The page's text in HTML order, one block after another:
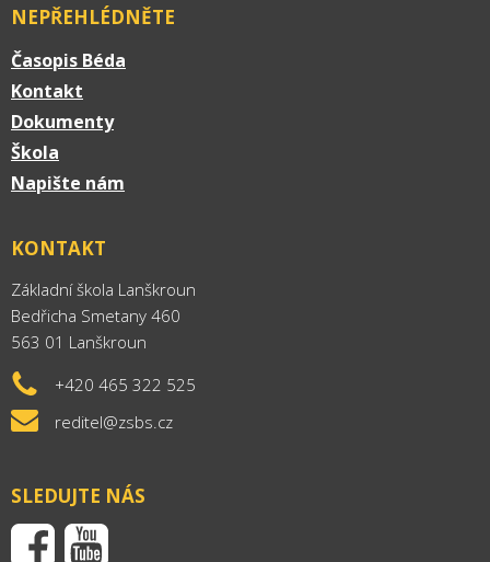
NEPŘEHLÉDNĚTE
Časopis Béda
Kontakt
Dokumenty
Škola
Napište nám
KONTAKT
Základní škola Lanškroun
Bedřicha Smetany 460
563 01 Lanškroun
+420 465 322 525
reditel@zsbs.cz
SLEDUJTE NÁS